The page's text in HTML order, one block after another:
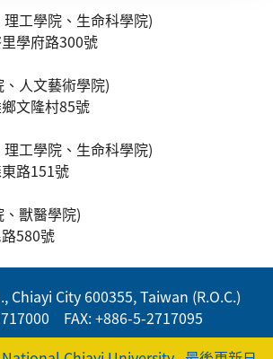
工學院、生命科學院)
學府路300號
人文藝術學院)
文隆村85號
工學院、生命科學院)
路151號
獸醫學院)
580號
Chiayi City 600355, Taiwan (R.O.C.)
FAX: +886-5-2717095